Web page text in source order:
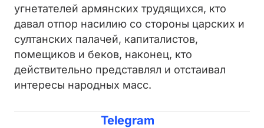
угнетателей армянских трудящихся, кто
давал отпор насилию со стороны царских и
султанских палачей, капиталистов,
помещиков и беков, наконец, кто
действительно представлял и отстаивал
интересы народных масс.
Telegram